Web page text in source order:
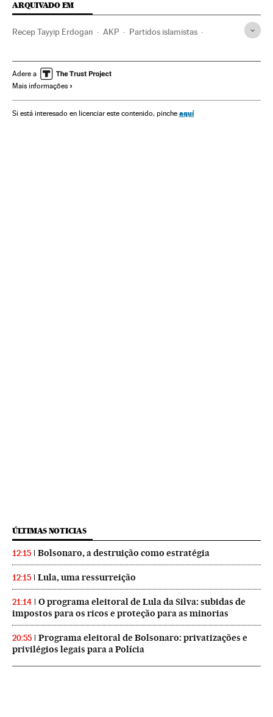
ARQUIVADO EM
Recep Tayyip Erdogan AKP Partidos islamistas
Balcãs Golpes estado Partidos políticos
Oriente médio
Conflitos políticos Ásia Regime penitenciário
Adere a
Mais informações
Si está interesado en licenciar este contenido, pinche aquí
ÚLTIMAS NOTICIAS
12:15 Bolsonaro, a destruição como estratégia
12:15 Lula, uma ressurreição
21:14
O programa eleitoral de Lula da Silva: subidas de
impostos para os ricos e proteção para as minorias
20:55
Programa eleitoral de Bolsonaro: privatizações e
privilégios legais para a Polícia